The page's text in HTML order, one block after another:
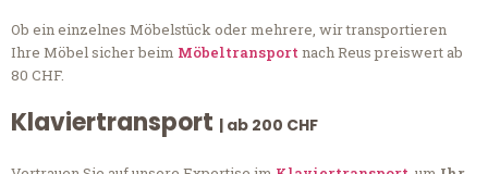
Ob ein einzelnes Möbelstück oder mehrere, wir transportieren
Ihre Möbel sicher beim Möbeltransportnach Reus preiswert ab
80 CHF.
Klaviertransport | ab 200 CHF